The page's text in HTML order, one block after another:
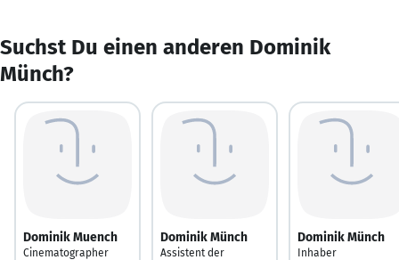
Suchst Du einen anderen Dominik
Münch?
Dominik Muench
Cinematographer
Dominik Münch
Assistent der
Dominik Münch
Inhaber